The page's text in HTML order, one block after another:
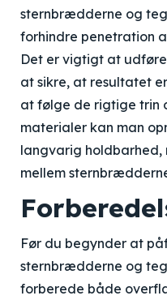
sternbrædderne og
forhindre penetration
Det er vigtigt at
at sikre, at resultatet
at følge de rigtige trin
materialer kan man
langvarig holdbarhed,
mellem
Før du begynder at
sternbrædderne og
forberede både